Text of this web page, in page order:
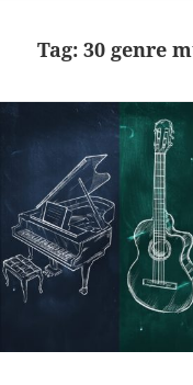
Tag:30 genre